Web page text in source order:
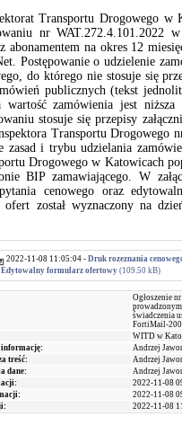
Transportu Drogowego w
nr WAT.272.4.101.2022 w
abonamentem na okres 12
Postępowanie o udzielenie
do którego nie stosuje się
publicznych (tekst
wartość zamówienia jest
stosuje się przepisy
Transportu Drogowego
zasad i trybu udzielania
Drogowego w Katowicach
BIP zamawiającego. W
cenowego oraz
ofert został wyznaczony na
2022-11-08 11:05:04 - Druk rozeznania
Edytowalny formularz ofertowy (109.50 kB)
Ogłoszenie
świadczenia
FortiMail-
WITD w
informację:
Andrzej
treść:
Andrzej
dane:
Andrzej
2022-11-08
2022-11-08
2022-11-08